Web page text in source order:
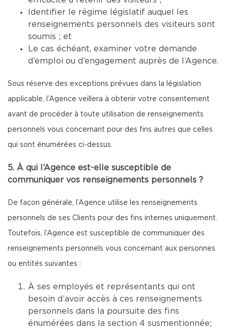
Identifier le régime législatif auquel les
renseignements personnels des visiteurs sont
soumis ; et
Le cas échéant, examiner votre demande
d’emploi ou d’engagement auprès de l’Agence.
Sous réserve des exceptions prévues dans la législation
applicable, l’Agence veillera à obtenir votre consentement
avant de procéder à toute utilisation de renseignements
personnels vous concernant pour des fins autres que celles
qui sont énumérées ci-dessus.
5. À qui l’Agence est-elle susceptible de
communiquer vos renseignements personnels ?
De façon générale, l’Agence utilise les renseignements
personnels de ses Clients pour des fins internes uniquement.
Toutefois, l’Agence est susceptible de communiquer des
renseignements personnels vous concernant aux personnes
ou entités suivantes :
À ses employés et représentants qui ont
besoin d’avoir accès à ces renseignements
personnels dans la poursuite des fins
énumérées dans la section 4 susmentionnée;